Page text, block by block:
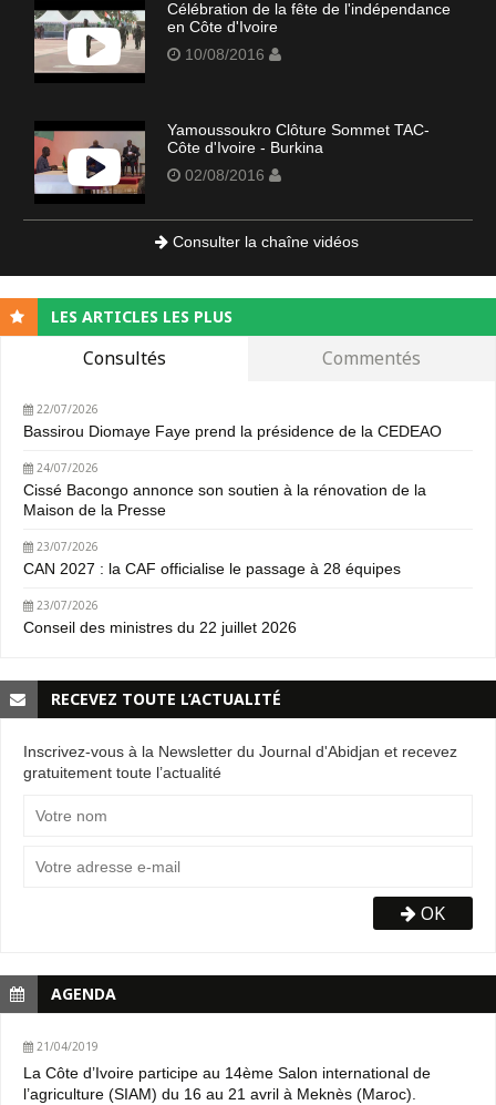
Célébration de la fête de l'indépendance
en Côte d'Ivoire
10/08/2016
Yamoussoukro Clôture Sommet TAC-
Côte d'Ivoire - Burkina
02/08/2016
Consulter la chaîne vidéos
LES ARTICLES LES PLUS
Consultés Commentés
22/07/2026
Bassirou Diomaye Faye prend la présidence de la CEDEAO
24/07/2026
Cissé Bacongo annonce son soutien à la rénovation de la
Maison de la Presse
23/07/2026
CAN 2027 : la CAF officialise le passage à 28 équipes
23/07/2026
Conseil des ministres du 22 juillet 2026
RECEVEZ TOUTE L’ACTUALITÉ
Inscrivez-vous à la Newsletter du Journal d'Abidjan et recevez
gratuitement toute l’actualité
OK
AGENDA
21/04/2019
La Côte d’Ivoire participe au 14ème Salon international de
l’agriculture (SIAM) du 16 au 21 avril à Meknès (Maroc).